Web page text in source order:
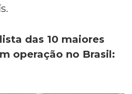
das 10 maiores
operação no Brasil: